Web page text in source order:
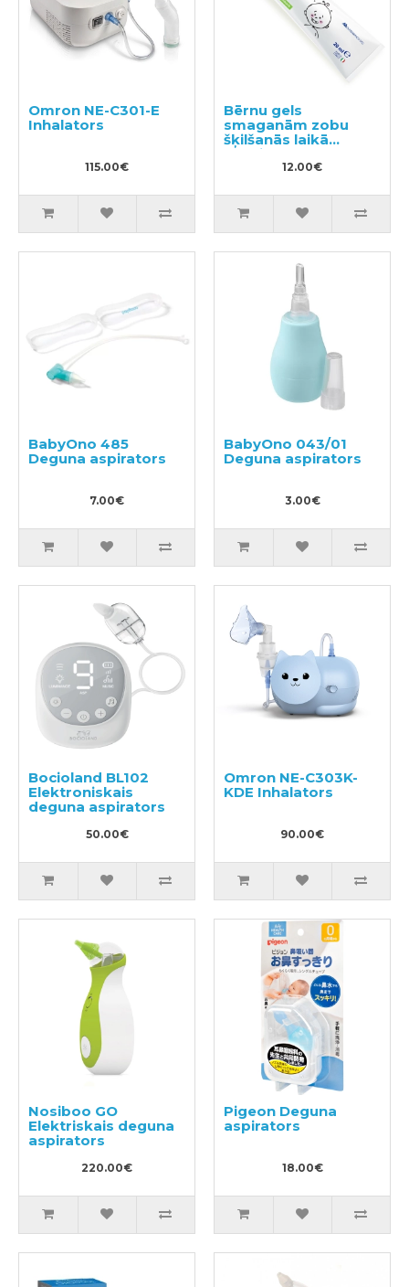
Omron NE-C301-E
Inhalators
115.00€
Bērnu gels
smaganām zobu
šķilšanās laikā
Dentinale natura
12.00€
BabyOno 485
Deguna aspirators
7.00€
BabyOno 043/01
Deguna aspirators
3.00€
Bocioland BL102
Elektroniskais
deguna aspirators
50.00€
Omron NE-C303K-
KDE Inhalators
90.00€
Nosiboo GO
Elektriskais deguna
aspirators
220.00€
Pigeon Deguna
aspirators
18.00€